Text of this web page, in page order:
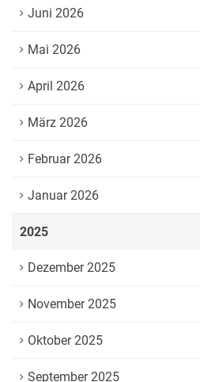
Juni 2026
Mai 2026
April 2026
März 2026
Februar 2026
Januar 2026
2025
Dezember 2025
November 2025
Oktober 2025
September 2025